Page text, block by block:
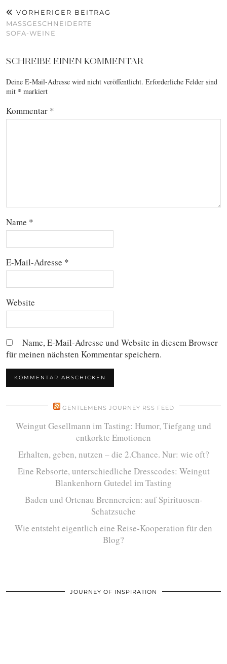
VORHERIGER BEITRAG
MASSGESCHNEIDERTE S
OFA-WEINE
SCHREIBE EINEN KOMMENTAR
Deine E-Mail-Adresse wird nicht veröffentlicht. Erforderliche Felder sind
mit * markiert
Kommentar *
Name *
E-Mail-Adresse *
Website
Name, E-Mail-Adresse und Website in diesem Browser
für meinen nächsten Kommentar speichern.
GENTLEMENS JOURNEY RSS FEED
Weingut Gesellmann im Tasting: Humor, Tiefgang und
entkorkte Emotionen
Erhalten, geben, nutzen – die 2.Chance. Nur: wie oft?
Eine Rebsorte, unterschiedliche Dresscodes: Weingut
Blankenhorn Gutedel im Tasting
Baden und Ortenau Brennereien: auf Spirituosen-
Schatzsuche
Wie entsteht eigentlich eine Reise-Kooperation für den
Blog?
JOURNEY OF INSPIRATION